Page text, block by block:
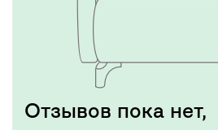
Отзывов пока нет,